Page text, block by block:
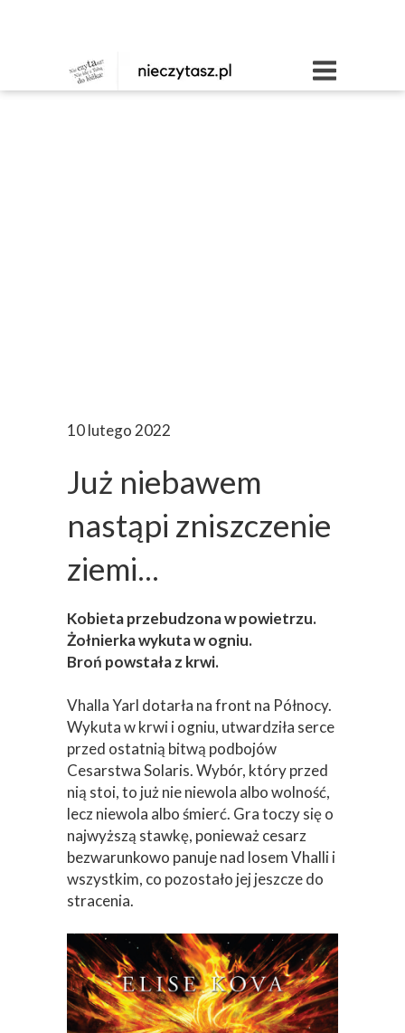
10 lutego 2022
Już niebawem
nastąpi zniszczenie
ziemi...
Kobieta przebudzona w powietrzu.
Żołnierka wykuta w ogniu.
Broń powstała z krwi.
Vhalla Yarl dotarła na front na Północy.
Wykuta w krwi i ogniu, utwardziła serce
przed ostatnią bitwą podbojów
Cesarstwa Solaris. Wybór, który przed
nią stoi, to już nie niewola albo wolność,
lecz niewola albo śmierć. Gra toczy się o
najwyższą stawkę, ponieważ cesarz
bezwarunkowo panuje nad losem Vhalli i
wszystkim, co pozostało jej jeszcze do
stracenia.